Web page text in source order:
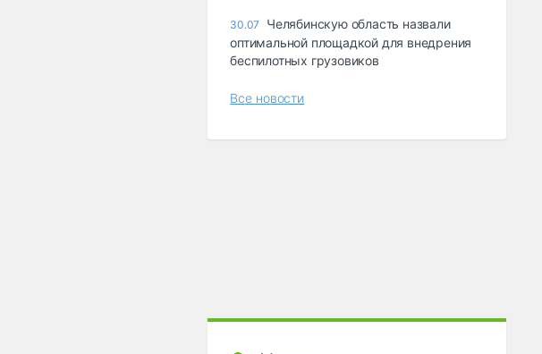
30.07
Челябинскую область назвали
оптимальной площадкой для внедрения
беспилотных грузовиков
Все новости